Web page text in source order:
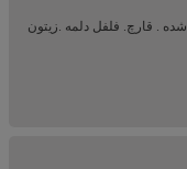
. قارچ. فلفل دلمه .زیتون